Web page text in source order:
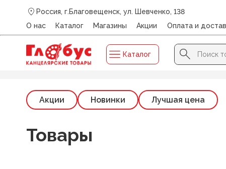
Россия, г.Благовещенск, ул. Шевченко, 138
О нас
Каталог Магазины Акции Оплата и
Каталог
Search
for:
Search Button
Главная /Каталог/ ДЛЯ ТВОРЧЕСТВА И ХОББИ/3D
Акции Новинки Лучшая цена
Товары